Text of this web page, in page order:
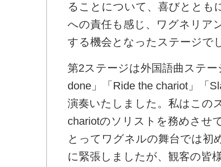
ることについて、喜びととも
への責任も感じ、ワグネリア
する機会となったステージで
第2ステージは外国語曲ステ
done」「Ride the chariot」「
演奏いたしました。私はこの
chariotのソリストを務めさせ
とってワグネルの舞台では初
に緊張しましたが、観客の皆